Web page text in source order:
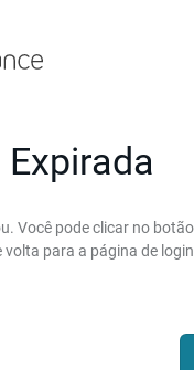
Você pode clicar no
volta para a página de